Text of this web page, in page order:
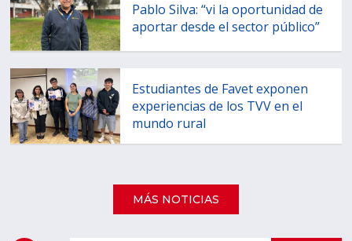
Pablo Silva: “vi la oportunidad de
aportar desde el sector público”
Estudiantes de Favet exponen
experiencias de los TVV en el
mundo rural
MÁS NOTICIAS